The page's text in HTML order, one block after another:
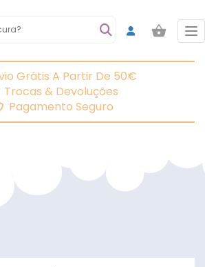
Grátis A Partir De 50€
Trocas & Devoluções
Pagamento Seguro